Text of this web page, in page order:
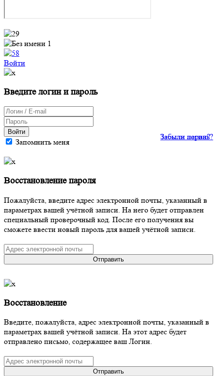
Войти
Введите логин и пароль
Войти
Запомнить меня
Забыли пароль?
Забыли логин?
Восстановление пароля
Пожалуйста, введите адрес электронной почты, указанный в
параметрах вашей учётной записи. На него будет отправлен
специальный проверочный код. После его получения вы
сможете ввести новый пароль для вашей учётной записи.
Отправить
Восстановление
Введите, пожалуйста, адрес электронной почты, указанный в
параметрах вашей учётной записи. На этот адрес будет
отправлено письмо, содержащее ваш Логин.
Отправить